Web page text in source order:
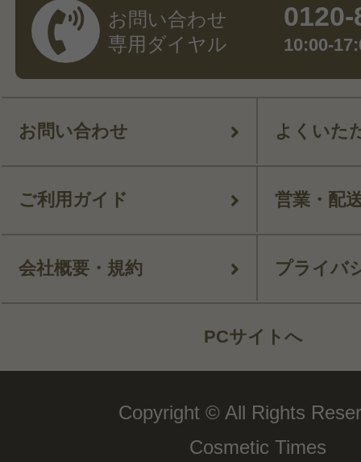
お問い合わせ
専用ダイヤル
10:00-
お問い合わせ よくいた
ご利用ガイド 営業・配
会社概要・規約 プライバ
PCサイトへ
Copyright © All Rights
Cosmetic Times